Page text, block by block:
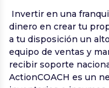
Invertir en una
dinero en crear tu
a tu disposición un
equipo de ventas y
recibir soporte
ActionCOACH es un